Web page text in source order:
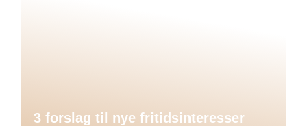
3 forslag til nye fritidsinteresser